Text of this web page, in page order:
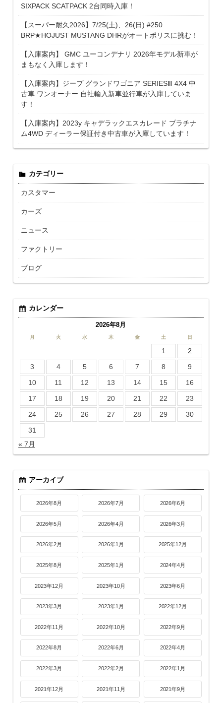
SIXPACK SCATPACK 2台同時入庫！
【スーパー耐久2026】7/25(土)、26(日) #250
BRP★HOJUST MUSTANG DHRがオートポリスに挑む！
【入庫案内】 GMC ユーコンデナリ 2026年モデル新車が
まもなく入庫します！
【入庫案内】ジープ グランドワゴニア SERIESⅢ 4X4 中
古車 ワンオーナー 自社輸入新車並行車が入庫していま
す！
【入庫案内】2023y キャデラックエスカレード プラチナ
ム4WD ディーラー保証付き中古車が入庫しています！
カテゴリー
カスタマー
カーズ
ニュース
ファクトリー
ブログ
カレンダー
2026年8月
月 火 水 木 金 土 日
1
2
3
4 5 6 7 8
9
10
11 12 13 14 15
16
17
18 19 20 21 22
23
24
25 26 27 28 29
30
31
« 7月
アーカイブ
2026年8月 2026年7月 2026年6月
2026年5月 2026年4月 2026年3月
2026年2月 2026年1月 2025年12月
2025年8月 2025年1月 2024年4月
2023年12月 2023年10月 2023年6月
2023年3月 2023年1月 2022年12月
2022年11月 2022年10月 2022年9月
2022年8月 2022年6月 2022年4月
2022年3月 2022年2月 2022年1月
2021年12月 2021年11月 2021年9月